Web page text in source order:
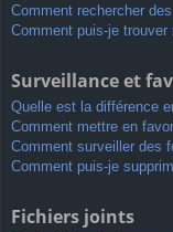
Comment rechercher
Comment puis-je
Surveillance et
Quelle est la différence
Comment mettre en
Comment surveiller des
Comment puis-je
Fichiers joints